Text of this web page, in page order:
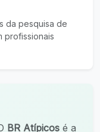
da pesquisa de
profissionais
BR Atípicos é a